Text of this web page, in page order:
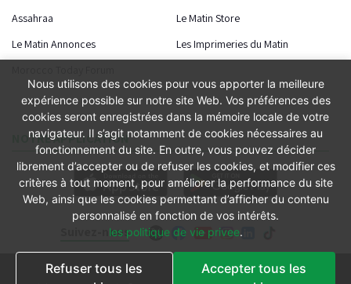
Suivez-nous
Assahraa
Le Matin Store
Le Matin Annonces
Les Imprimeries du Matin
NOTRE APPLICATION
Conditions générales
Nous utilisons des cookies pour vous apporter la meilleure
expérience possible sur notre site Web. Vos préférences des
cookies seront enregistrées dans la mémoire locale de votre
navigateur. Il s’agit notamment de cookies nécessaires au
fonctionnement du site. En outre, vous pouvez décider
librement d’accepter ou de refuser les cookies, et modifier ces
critères à tout moment, pour améliorer la performance du site
Web, ainsi que les cookies permettant d’afficher du contenu
personnalisé en fonction de vos intérêts.
les politique de vie privee.
Refuser tous les
Accepter tous les